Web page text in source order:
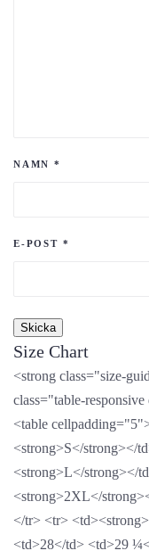
NAMN *
E-POST *
Size Chart
<strong class="size-
class="table-
<table
<strong>S</strong></
<strong>L</strong></
<strong>2XL</
</tr> <tr>
<td>28</td> <td>29